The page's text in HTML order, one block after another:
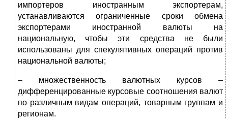
импортеров иностранным экспортерам,
устанавливаются ограниченные сроки обмена
экспортерами иностранной валюты на
национальную, чтобы эти средства не были
использованы для спекулятивных операций против
национальной валюты;
– множественность валютных курсов –
дифференцированные курсовые соотношения валют
по различным видам операций, товарным группам и
регионам.